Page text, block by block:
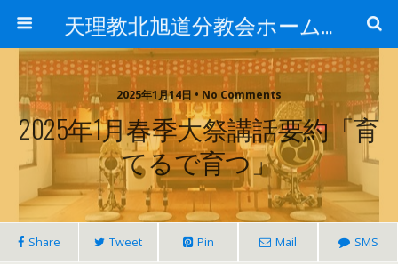
天理教北旭道分教会ホームページ
2025年1月14日 • No Comments
2025年1月春季大祭講話要約「育
てるで育つ」
Share Tweet Pin Mail SMS